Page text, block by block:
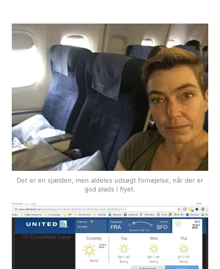
Det er en sjælden, men aldeles udsøgt fornøjelse, når der er
god plads i flyet.